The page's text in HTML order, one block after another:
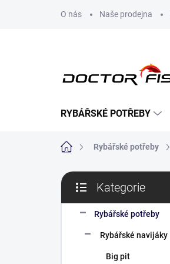
O nás Naše prodejna
RYBÁŘSKÉ POTŘEBY
Domů Rybářské potřeby
P
s
kategorie
Kategorie
Rybářské potřeby
Rybářské navijáky
Big pit